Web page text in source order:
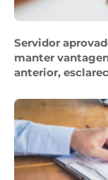
Servidor
manter
anterior,